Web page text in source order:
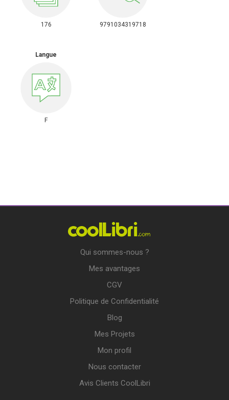
176 9791034319718
Langue
F
Qui sommes-nous ?
Mes avantages
CGV
Politique de Confidentialité
Blog
Mes Projets
Mon profil
Nous contacter
Avis Clients CoolLibri